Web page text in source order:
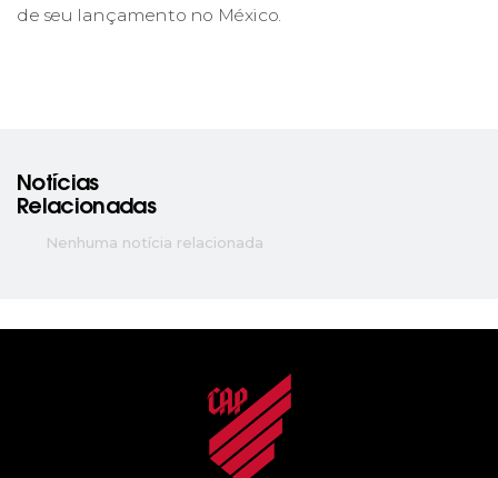
de seu lançamento no México.
Notícias
Relacionadas
Nenhuma notícia relacionada